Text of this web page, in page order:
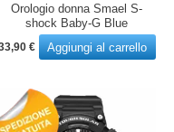
Orologio donna Smael S-
shock Baby-G Blue
€ Aggiungi al carrello